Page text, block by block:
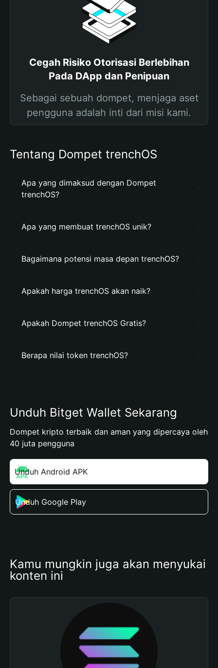
Cegah Risiko Otorisasi Berlebihan
Pada DApp dan Penipuan
Sebagai sebuah dompet, menjaga aset
pengguna adalah inti dari misi kami.
Tentang Dompet trenchOS
Apa yang dimaksud dengan Dompet
trenchOS?
Apa yang membuat trenchOS unik?
Bagaimana potensi masa depan trenchOS?
Apakah harga trenchOS akan naik?
Apakah Dompet trenchOS Gratis?
Berapa nilai token trenchOS?
Unduh Bitget Wallet Sekarang
Dompet kripto terbaik dan aman yang dipercaya oleh
40 juta pengguna
Unduh Android APK
Unduh Google Play
Kamu mungkin juga akan menyukai
konten ini